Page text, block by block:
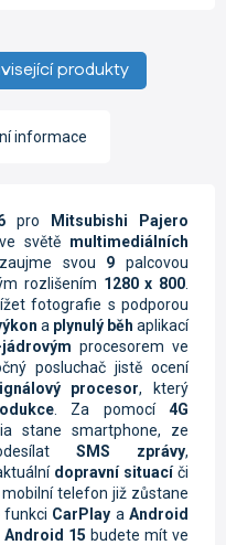
produkty
informace
pro
Mitsubishi Pajero
světě multimediálních
svou 9 palcovou
rozlišením 1280 x 800
fotografie s podporou
a plynulý běh aplikací
procesorem ve
posluchač jistě ocení
procesor, který
. Za pomocí 4G
stane smartphone, ze
SMS zprávy,
dopravní situacíči
telefon již zůstane
funkci CarPlay a Android
15 budete mít ve